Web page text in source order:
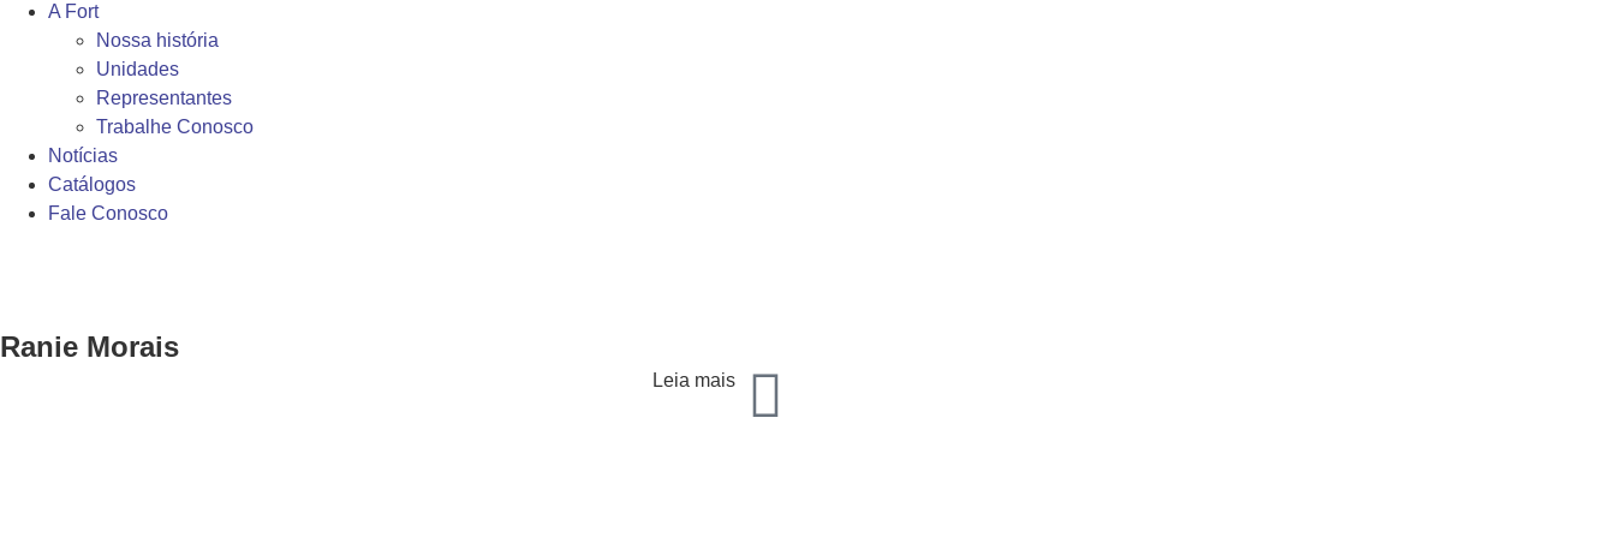
A Fort
Nossa história
Unidades
Representantes
Trabalhe Conosco
Notícias
Catálogos
Fale Conosco
Ranie Morais
Leia mais